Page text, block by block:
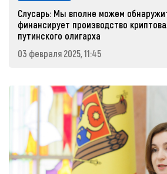
Слусарь: Мы вполне можем
финансирует производство
путинского олигарха
03 февраля 2025, 11:45